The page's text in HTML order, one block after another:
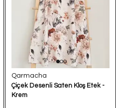
Qarmacha
Çiçek Desenli Saten Kloş Etek -
Krem